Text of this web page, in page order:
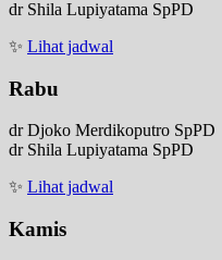
dr Shila Lupiyatama SpPD
✨ Lihat jadwal
Rabu
dr Djoko Merdikoputro SpPD
dr Shila Lupiyatama SpPD
✨ Lihat jadwal
Kamis